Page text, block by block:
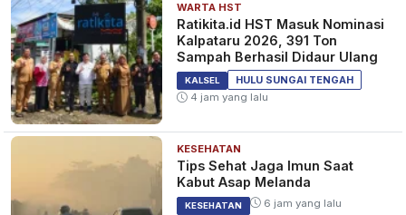
WARTA HST
Ratikita.id HST Masuk Nominasi
Kalpataru 2026, 391 Ton
Sampah Berhasil Didaur Ulang
KALSEL
HULU SUNGAI TENGAH
4 jam yang lalu
KESEHATAN
Tips Sehat Jaga Imun Saat
Kabut Asap Melanda
KESEHATAN 6 jam yang lalu